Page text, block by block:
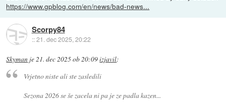
https://www.gpblog.com/en/news/bad-news...
Scorpy84
::21. dec 2025, 20:22
Skyman je21. dec 2025 ob 20:09izjavil:
Vrjetno niste ali ste zasledili
Sezona 2026 se še zacela ni pa je ze padla kazen...